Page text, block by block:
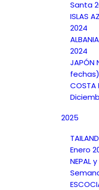
Santa
ISLAS
2024
2024
JAPÓN
COSTA
2025
Enero
NEPAL